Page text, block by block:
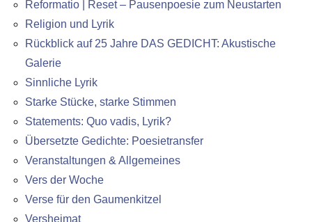
Reformatio | Reset – Pausenpoesie zum Neustarten
Religion und Lyrik
Rückblick auf 25 Jahre DAS GEDICHT: Akustische
Galerie
Sinnliche Lyrik
Starke Stücke, starke Stimmen
Statements: Quo vadis, Lyrik?
Übersetzte Gedichte: Poesietransfer
Veranstaltungen & Allgemeines
Vers der Woche
Verse für den Gaumenkitzel
Versheimat